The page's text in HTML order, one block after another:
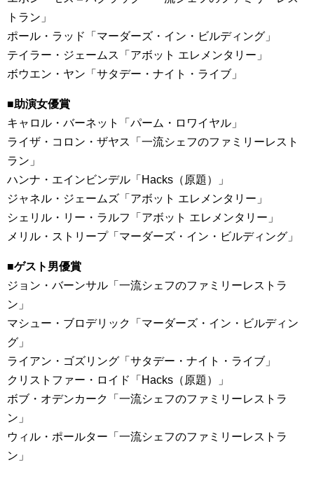
トラン」
ポール・ラッド「マーダーズ・イン・ビルディング」
テイラー・ジェームス「アボット エレメンタリー」
ボウエン・ヤン「サタデー・ナイト・ライブ」
■助演女優賞
キャロル・バーネット「パーム・ロワイヤル」
ライザ・コロン・ザヤス「一流シェフのファミリーレスト
ラン」
ハンナ・エインビンデル「Hacks（原題）」
ジャネル・ジェームズ「アボット エレメンタリー」
シェリル・リー・ラルフ「アボット エレメンタリー」
メリル・ストリープ「マーダーズ・イン・ビルディング」
■ゲスト男優賞
ジョン・バーンサル「一流シェフのファミリーレストラ
ン」
マシュー・ブロデリック「マーダーズ・イン・ビルディン
グ」
ライアン・ゴズリング「サタデー・ナイト・ライブ」
クリストファー・ロイド「Hacks（原題）」
ボブ・オデンカーク「一流シェフのファミリーレストラ
ン」
ウィル・ポールター「一流シェフのファミリーレストラ
ン」